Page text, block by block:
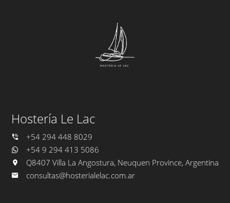
Hostería Le Lac
+54 294 448 8029
+54 9 294 413 5086
Q8407 Villa La Angostura, Neuquen Province, Argentina
consultas@hosterialelac.com.ar